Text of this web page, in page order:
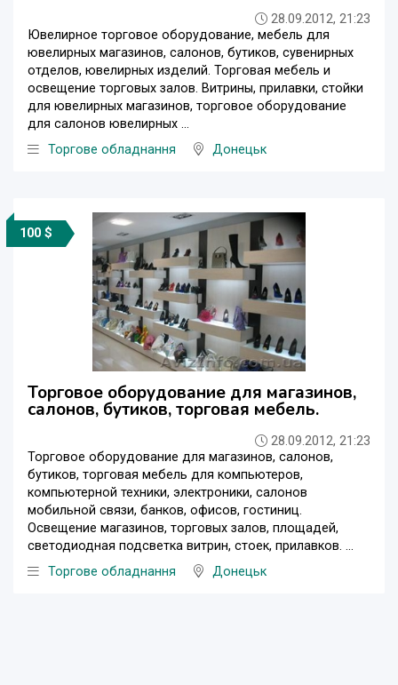
28.09.2012, 21:23
Ювелирное торговое оборудование, мебель для
ювелирных магазинов, салонов, бутиков, сувенирных
отделов, ювелирных изделий. Торговая мебель и
освещение торговых залов. Витрины, прилавки, стойки
для ювелирных магазинов, торговое оборудование
для салонов ювелирных ...
Торгове обладнання
Донецьк
100 $
Торговое оборудование для магазинов,
салонов, бутиков, торговая мебель.
28.09.2012, 21:23
Торговое оборудование для магазинов, салонов,
бутиков, торговая мебель для компьютеров,
компьютерной техники, электроники, салонов
мобильной связи, банков, офисов, гостиниц.
Освещение магазинов, торговых залов, площадей,
светодиодная подсветка витрин, стоек, прилавков. ...
Торгове обладнання
Донецьк